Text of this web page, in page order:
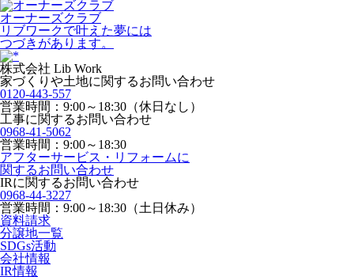
オーナーズクラブ
リブワークで叶えた夢には
つづきがあります。
株式会社 Lib Work
家づくりや土地に関するお問い合わせ
0120-443-557
営業時間：9:00～18:30（休日なし）
工事に関するお問い合わせ
0968-41-5062
営業時間：9:00～18:30
アフターサービス・リフォームに
関するお問い合わせ
IRに関するお問い合わせ
0968-44-3227
営業時間：9:00～18:30（土日休み）
資料請求
分譲地一覧
SDGs活動
会社情報
IR情報